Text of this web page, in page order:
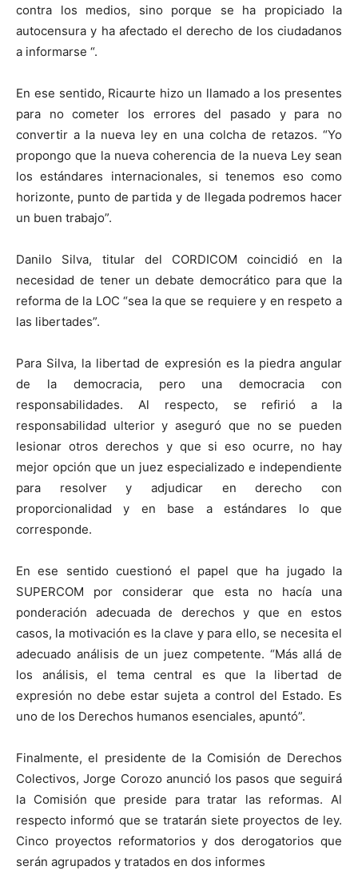
contra los medios, sino porque se ha propiciado la
autocensura y ha afectado el derecho de los ciudadanos
a informarse “.
En ese sentido, Ricaurte hizo un llamado a los presentes
para no cometer los errores del pasado y para no
convertir a la nueva ley en una colcha de retazos. “Yo
propongo que la nueva coherencia de la nueva Ley sean
los estándares internacionales, si tenemos eso como
horizonte, punto de partida y de llegada podremos hacer
un buen trabajo”.
Danilo Silva, titular del CORDICOM coincidió en la
necesidad de tener un debate democrático para que la
reforma de la LOC “sea la que se requiere y en respeto a
las libertades”.
Para Silva, la libertad de expresión es la piedra angular
de la democracia, pero una democracia con
responsabilidades. Al respecto, se refirió a la
responsabilidad ulterior y aseguró que no se pueden
lesionar otros derechos y que si eso ocurre, no hay
mejor opción que un juez especializado e independiente
para resolver y adjudicar en derecho con
proporcionalidad y en base a estándares lo que
corresponde.
En ese sentido cuestionó el papel que ha jugado la
SUPERCOM por considerar que esta no hacía una
ponderación adecuada de derechos y que en estos
casos, la motivación es la clave y para ello, se necesita el
adecuado análisis de un juez competente. “Más allá de
los análisis, el tema central es que la libertad de
expresión no debe estar sujeta a control del Estado. Es
uno de los Derechos humanos esenciales, apuntó”.
Finalmente,el presidente de la Comisión de Derechos
Colectivos, Jorge Corozo anunció los pasos que seguirá
la Comisión que preside para tratar las reformas. Al
respecto informó que se tratarán siete proyectos de ley.
Cinco proyectos reformatorios y dos derogatorios que
serán agrupados y tratados en dos informes